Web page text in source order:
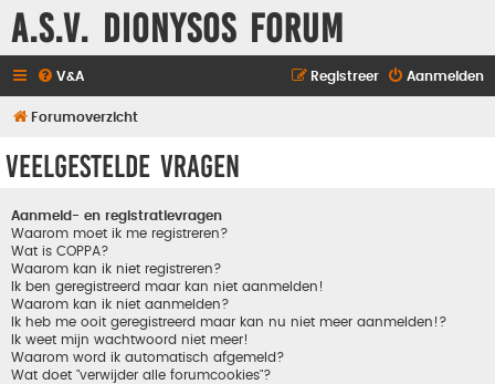
A.S.V. Dionysos Forum
V&A Aanmelden
Registreer
Forumoverzicht
Veelgestelde vragen
Aanmeld- en registratievragen
Waarom moet ik me registreren?
Wat is COPPA?
Waarom kan ik niet registreren?
Ik ben geregistreerd maar kan niet aanmelden!
Waarom kan ik niet aanmelden?
Ik heb me ooit geregistreerd maar kan nu niet meer aanmelden!?
Ik weet mijn wachtwoord niet meer!
Waarom word ik automatisch afgemeld?
Wat doet "verwijder alle forumcookies"?